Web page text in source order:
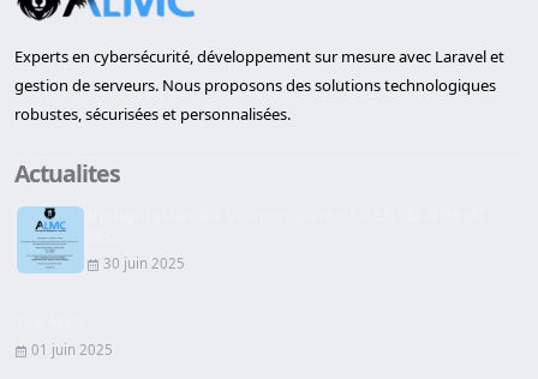
Experts en cybersécurité, développement sur mesure avec Laravel et
gestion de serveurs. Nous proposons des solutions technologiques
robustes, sécurisées et personnalisées.
Actualites
30 juin 2025
01 juin 2025